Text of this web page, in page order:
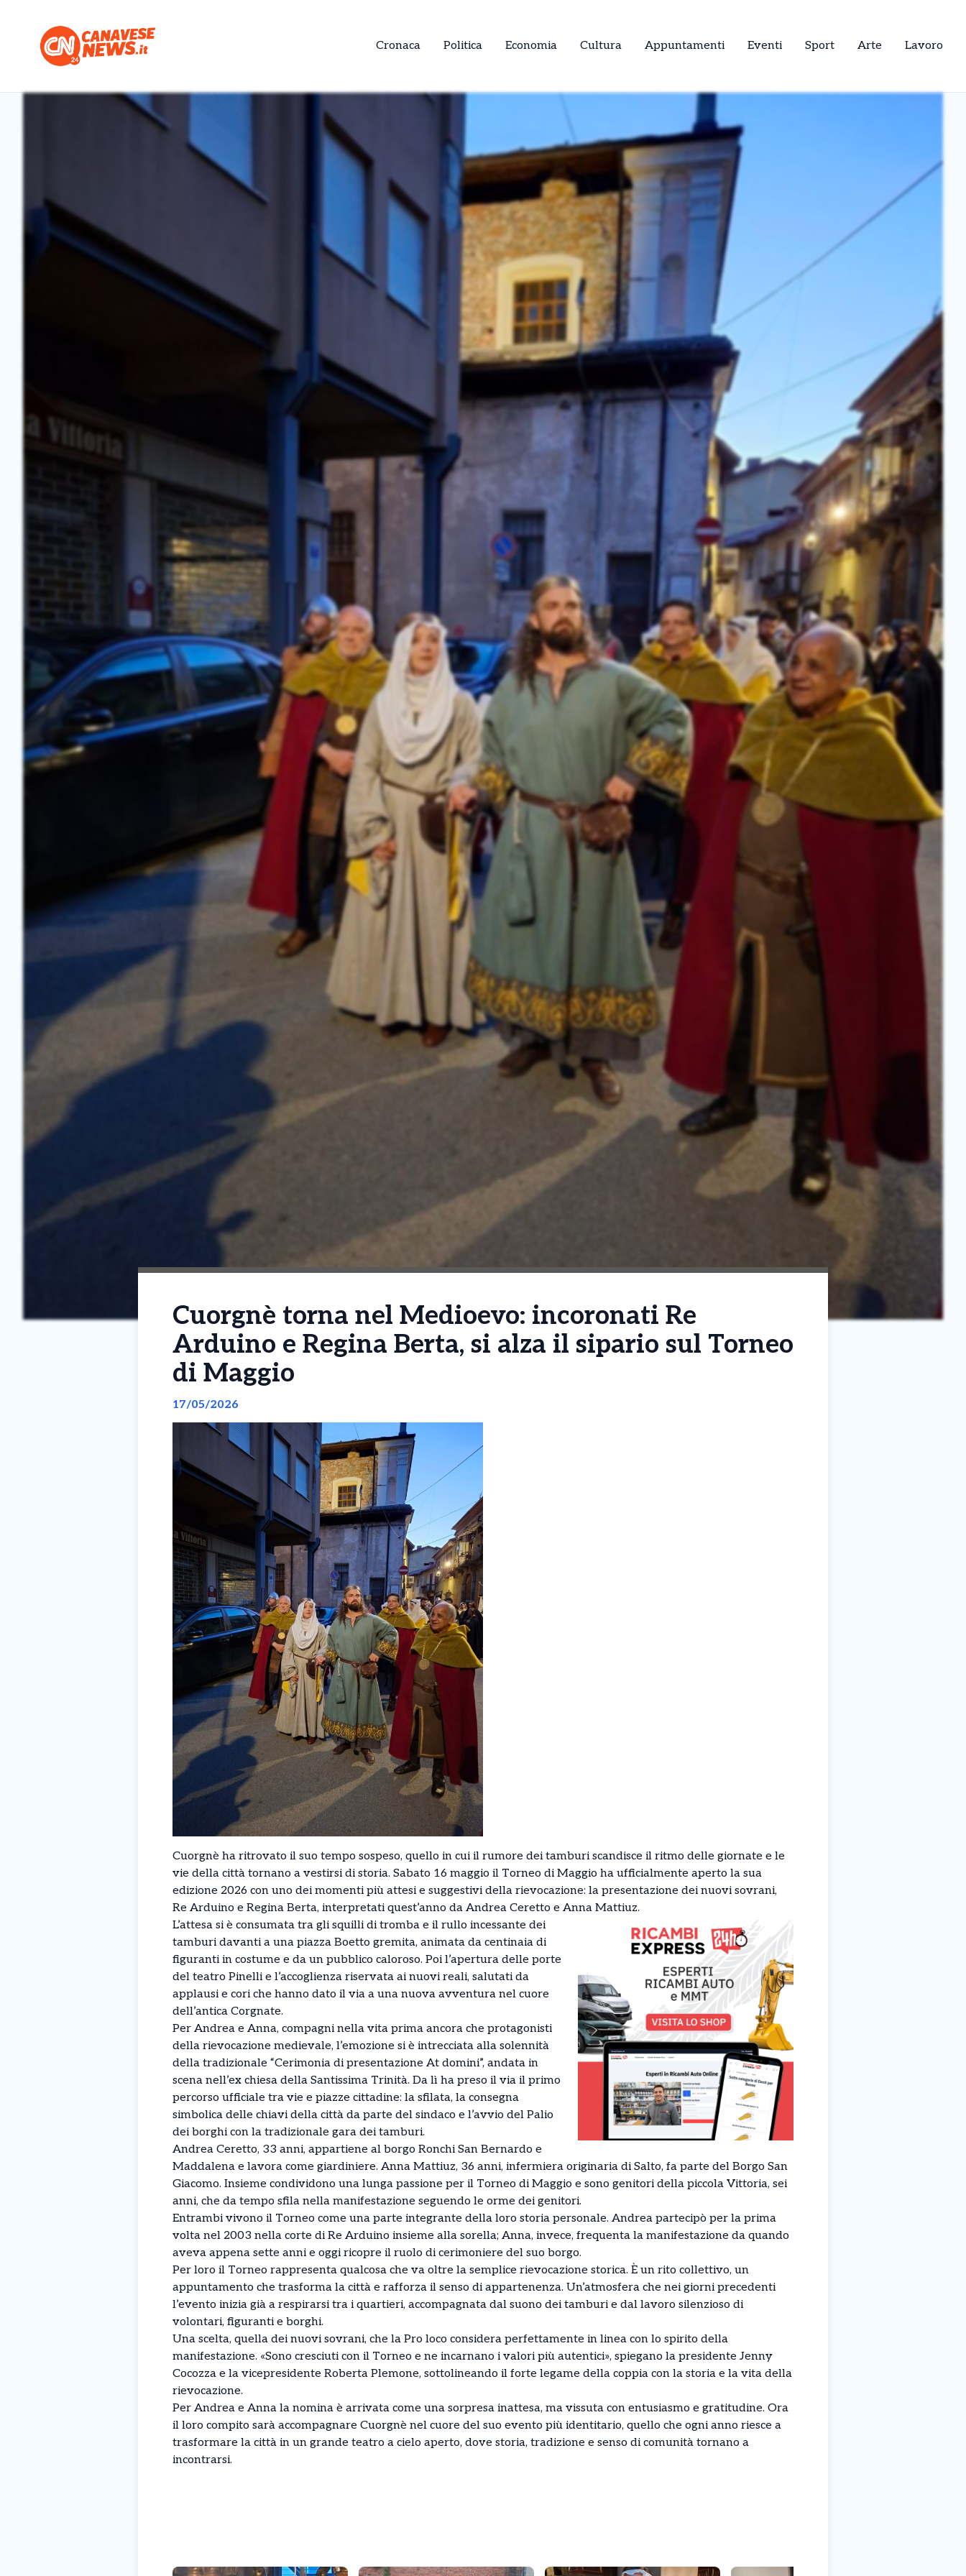
Cronaca Politica Economia Cultura Appuntamenti Eventi Sport Arte Lavoro
Cuorgnè torna nel Medioevo: incoronati Re
Arduino e Regina Berta, si alza il sipario sul Torneo
di Maggio
17/05/2026
Cuorgnè ha ritrovato il suo tempo sospeso, quello in cui il rumore dei tamburi scandisce il ritmo delle giornate e le
vie della città tornano a vestirsi di storia. Sabato 16 maggio il Torneo di Maggio ha ufficialmente aperto la sua
edizione 2026 con uno dei momenti più attesi e suggestivi della rievocazione: la presentazione dei nuovi sovrani,
Re Arduino e Regina Berta, interpretati quest’anno da Andrea Ceretto e Anna Mattiuz.
L’attesa si è consumata tra gli squilli di tromba e il rullo incessante dei
tamburi davanti a una piazza Boetto gremita, animata da centinaia di
figuranti in costume e da un pubblico caloroso. Poi l’apertura delle porte
del teatro Pinelli e l’accoglienza riservata ai nuovi reali, salutati da
applausi e cori che hanno dato il via a una nuova avventura nel cuore
dell’antica Corgnate.
Per Andrea e Anna, compagni nella vita prima ancora che protagonisti
della rievocazione medievale, l’emozione si è intrecciata alla solennità
della tradizionale “Cerimonia di presentazione At domini”, andata in
scena nell’ex chiesa della Santissima Trinità. Da lì ha preso il via il primo
percorso ufficiale tra vie e piazze cittadine: la sfilata, la consegna
simbolica delle chiavi della città da parte del sindaco e l’avvio del Palio
dei borghi con la tradizionale gara dei tamburi.
Andrea Ceretto, 33 anni, appartiene al borgo Ronchi San Bernardo e
Maddalena e lavora come giardiniere. Anna Mattiuz, 36 anni, infermiera originaria di Salto, fa parte del Borgo San
Giacomo. Insieme condividono una lunga passione per il Torneo di Maggio e sono genitori della piccola Vittoria, sei
anni, che da tempo sfila nella manifestazione seguendo le orme dei genitori.
Entrambi vivono il Torneo come una parte integrante della loro storia personale. Andrea partecipò per la prima
volta nel 2003 nella corte di Re Arduino insieme alla sorella; Anna, invece, frequenta la manifestazione da quando
aveva appena sette anni e oggi ricopre il ruolo di cerimoniere del suo borgo.
Per loro il Torneo rappresenta qualcosa che va oltre la semplice rievocazione storica. È un rito collettivo, un
appuntamento che trasforma la città e rafforza il senso di appartenenza. Un’atmosfera che nei giorni precedenti
l’evento inizia già a respirarsi tra i quartieri, accompagnata dal suono dei tamburi e dal lavoro silenzioso di
volontari, figuranti e borghi.
Una scelta, quella dei nuovi sovrani, che la Pro loco considera perfettamente in linea con lo spirito della
manifestazione. «Sono cresciuti con il Torneo e ne incarnano i valori più autentici», spiegano la presidente Jenny
Cocozza e la vicepresidente Roberta Plemone, sottolineando il forte legame della coppia con la storia e la vita della
rievocazione.
Per Andrea e Anna la nomina è arrivata come una sorpresa inattesa, ma vissuta con entusiasmo e gratitudine. Ora
il loro compito sarà accompagnare Cuorgnè nel cuore del suo evento più identitario, quello che ogni anno riesce a
trasformare la città in un grande teatro a cielo aperto, dove storia, tradizione e senso di comunità tornano a
incontrarsi.